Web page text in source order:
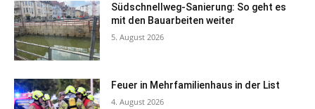
Südschnellweg-Sanierung: So geht es
mit den Bauarbeiten weiter
5. August 2026
Feuer in Mehrfamilienhaus in der List
4. August 2026